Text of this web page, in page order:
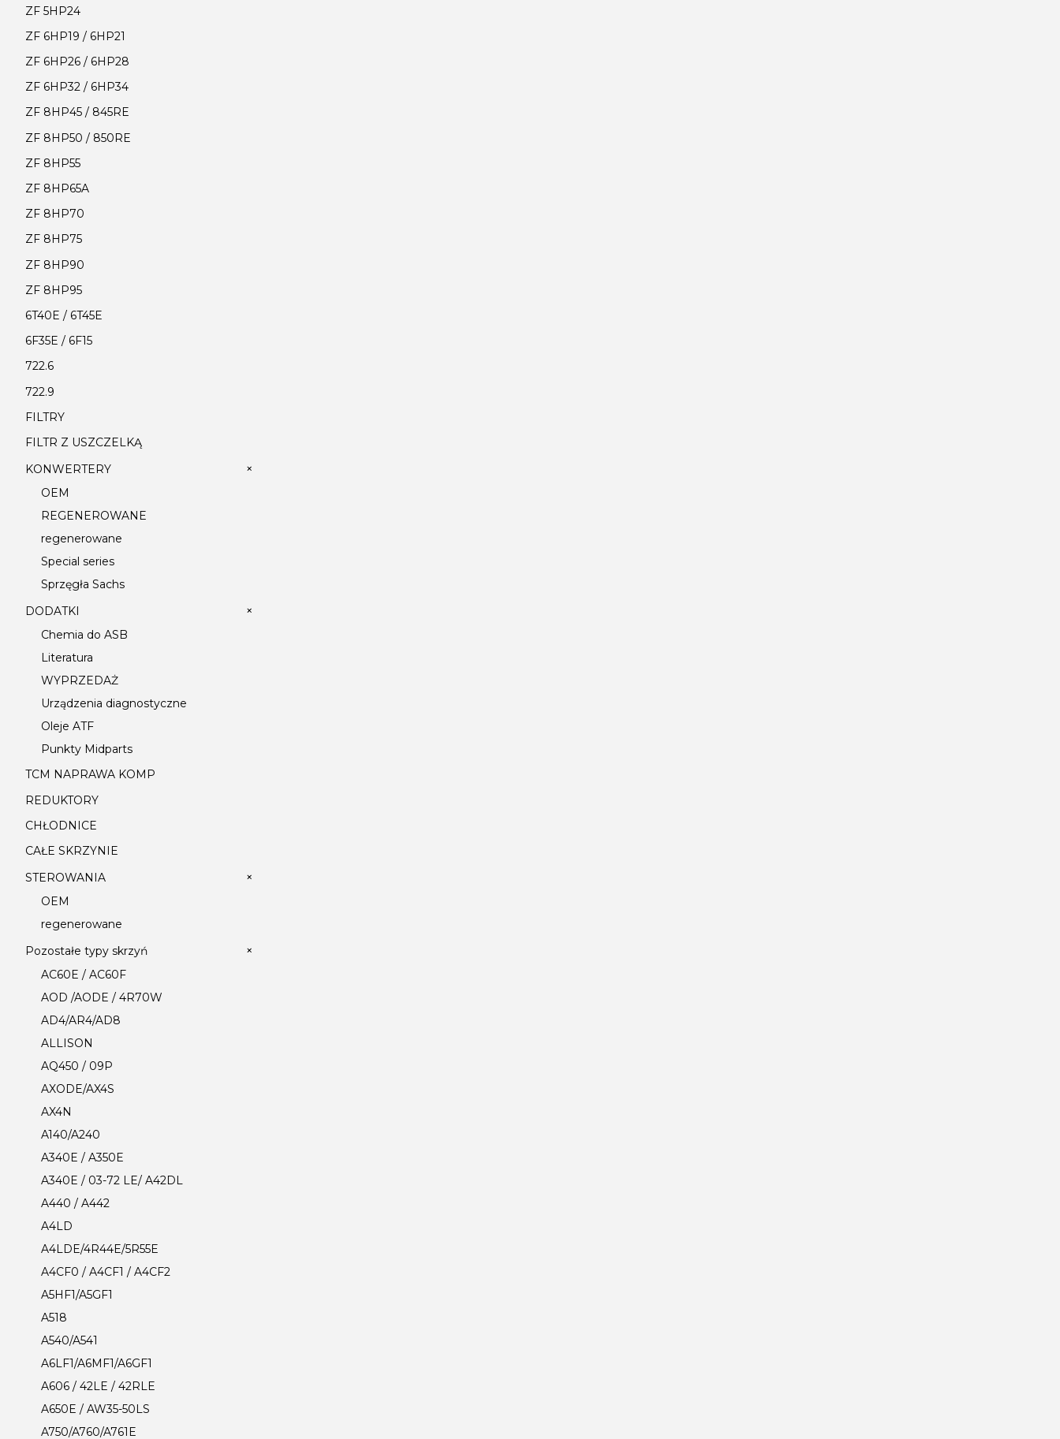
ZF 5HP24
ZF 6HP19 / 6HP21
ZF 6HP26 / 6HP28
ZF 6HP32 / 6HP34
ZF 8HP45 / 845RE
ZF 8HP50 / 850RE
ZF 8HP55
ZF 8HP65A
ZF 8HP70
ZF 8HP75
ZF 8HP90
ZF 8HP95
6T40E / 6T45E
6F35E / 6F15
722.6
722.9
FILTRY
FILTR Z USZCZELKĄ
KONWERTERY
+
OEM
REGENEROWANE
regenerowane
Special series
Sprzęgła Sachs
DODATKI
+
Chemia do ASB
Literatura
WYPRZEDAŻ
Urządzenia diagnostyczne
Oleje ATF
Punkty Midparts
TCM NAPRAWA KOMP
REDUKTORY
CHŁODNICE
CAŁE SKRZYNIE
STEROWANIA
+
OEM
regenerowane
Pozostałe typy skrzyń
+
AC60E / AC60F
AOD /AODE / 4R70W
AD4/AR4/AD8
ALLISON
AQ450 / 09P
AXODE/AX4S
AX4N
A140/A240
A340E / A350E
A340E / 03-72 LE/ A42DL
A440 / A442
A4LD
A4LDE/4R44E/5R55E
A4CF0 / A4CF1 / A4CF2
A5HF1/A5GF1
A518
A540/A541
A6LF1/A6MF1/A6GF1
A606 / 42LE / 42RLE
A650E / AW35-50LS
A750/A760/A761E